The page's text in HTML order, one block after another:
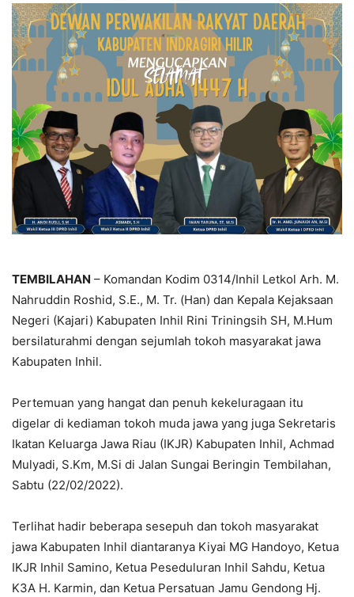
TEMBILAHAN – Komandan Kodim 0314/Inhil Letkol Arh. M.
Nahruddin Roshid, S.E., M. Tr. (Han) dan Kepala Kejaksaan
Negeri (Kajari) Kabupaten Inhil Rini Triningsih SH, M.Hum
bersilaturahmi dengan sejumlah tokoh masyarakat jawa
Kabupaten Inhil.
Pertemuan yang hangat dan penuh kekeluragaan itu
digelar di kediaman tokoh muda jawa yang juga Sekretaris
Ikatan Keluarga Jawa Riau (IKJR) Kabupaten Inhil, Achmad
Mulyadi, S.Km, M.Si di Jalan Sungai Beringin Tembilahan,
Sabtu (22/02/2022).
Terlihat hadir beberapa sesepuh dan tokoh masyarakat
jawa Kabupaten Inhil diantaranya Kiyai MG Handoyo, Ketua
IKJR Inhil Samino, Ketua Peseduluran Inhil Sahdu, Ketua
K3A H. Karmin, dan Ketua Persatuan Jamu Gendong Hj.